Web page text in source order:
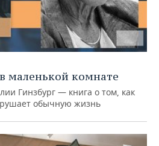
маленькой комнате
Гинзбург — книга о том, как
обычную жизнь